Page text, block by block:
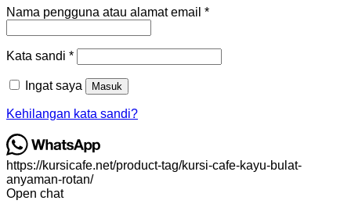
Nama pengguna atau alamat email *Wajib
Kata sandi *Wajib
Ingat saya Masuk
Kehilangan kata sandi?
https://kursicafe.net/product-tag/kursi-cafe-kayu-bulat-
anyaman-rotan/
Open chat